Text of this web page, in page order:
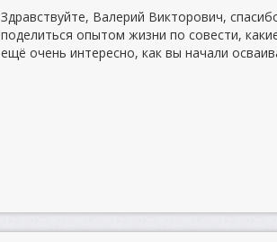
Здравствуйте, Валерий Викторович,
поделиться опытом жизни по совести,
ещё очень интересно, как вы начали